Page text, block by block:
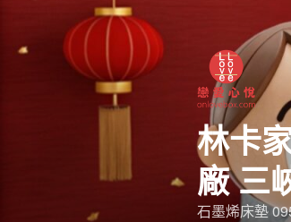
林卡
廠 三
石墨烯床墊